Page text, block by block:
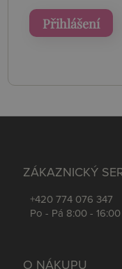
Přihlášení
ZÁKAZNICKÝ
+420 774 076 347
Po - Pá 8:00 - 16:00
O NÁKUPU